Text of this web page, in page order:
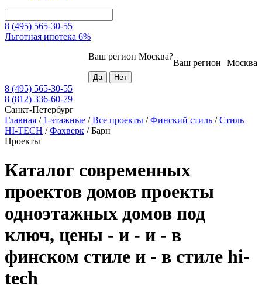
8 (495) 565-30-55
Льготная ипотека 6%
Москва
Ваш регион
Ваш регион Москва?
8 (495) 565-30-55
8 (812) 336-60-79
Санкт-Петербург
Главная / 1-этажные /Все проекты /Финский стиль /Стиль
HI-TECH /Фахверк /Барн
Проекты
Каталог современных
проектов домов проекты
одноэтажных домов под
ключ, цены - и - и - в
финском стиле и - в стиле hi-
tech